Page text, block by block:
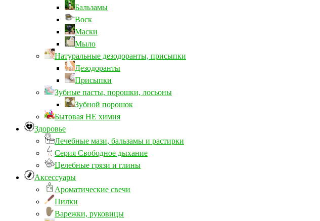
Бальзамы
Воск
Маски
Мыло
Натуральные дезодоранты, присыпки
Дезодоранты
Присыпки
Зубные пасты, порошки, лосьоны
Зубной порошок
Бытовая НЕ химия
Здоровье
Лечебные мази, бальзамы и растирки
Серия Свободное дыхание
Целебные грязи и глины
Аксессуары
Ароматические свечи
Пилки
Варежки, руковицы